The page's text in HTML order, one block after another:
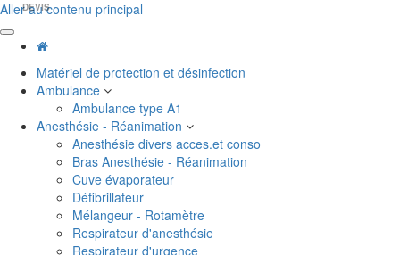
Aller au contenu principal
Matériel de protection et désinfection
Ambulance
Ambulance type A1
Anesthésie - Réanimation
Anesthésie divers acces.et conso
Bras Anesthésie - Réanimation
Cuve évaporateur
Défibrillateur
Mélangeur - Rotamètre
Respirateur d'anesthésie
Respirateur d'urgence
DEVIS